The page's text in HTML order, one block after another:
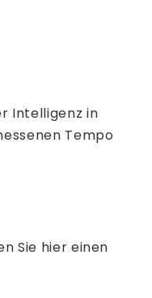
Intelligenz in
Tempo
Sie hier einen